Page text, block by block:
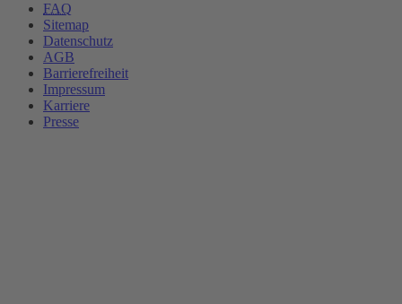
FAQ
Sitemap
Datenschutz
AGB
Barrierefreiheit
Impressum
Karriere
Presse